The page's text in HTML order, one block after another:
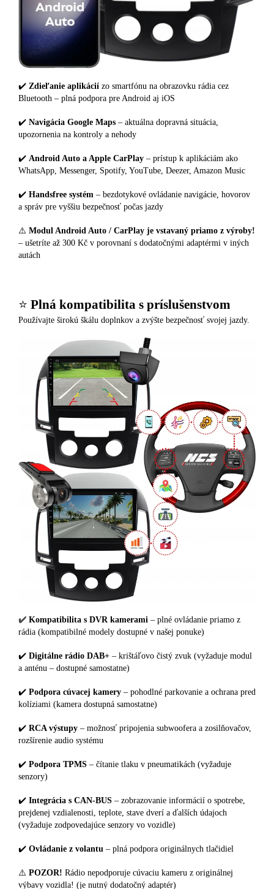
✔️ Zdieľanie aplikácií zo smartfónu na obrazovku rádia cez
Bluetooth – plná podpora pre Android aj iOS
✔️ Navigácia Google Maps – aktuálna dopravná situácia,
upozornenia na kontroly a nehody
✔️ Android Auto a Apple CarPlay – prístup k aplikáciám ako
WhatsApp, Messenger, Spotify, YouTube, Deezer, Amazon Music
✔️ Handsfree systém – bezdotykové ovládanie navigácie, hovorov
a správ pre vyššiu bezpečnosť počas jazdy
⚠️ Modul Android Auto / CarPlay je vstavaný priamo z výroby!
– ušetríte až 300 Kč v porovnaní s dodatočnými adaptérmi v iných
autách
⭐️ Plná kompatibilita s príslušenstvom
Používajte širokú škálu doplnkov a zvýšte bezpečnosť svojej jazdy.
✔️ Kompatibilita s DVR kamerami – plné ovládanie priamo z
rádia (kompatibilné modely dostupné v našej ponuke)
✔️ Digitálne rádio DAB+ – krištáľovo čistý zvuk (vyžaduje modul
a anténu – dostupné samostatne)
✔️ Podpora cúvacej kamery – pohodlné parkovanie a ochrana pred
kolíziami (kamera dostupná samostatne)
✔️ RCA výstupy – možnosť pripojenia subwoofera a zosilňovačov,
rozšírenie audio systému
✔️ Podpora TPMS – čítanie tlaku v pneumatikách (vyžaduje
senzory)
✔️ Integrácia s CAN-BUS – zobrazovanie informácií o spotrebe,
prejdenej vzdialenosti, teplote, stave dverí a ďalších údajoch
(vyžaduje zodpovedajúce senzory vo vozidle)
✔️ Ovládanie z volantu – plná podpora originálnych tlačidiel
⚠️ POZOR! Rádio nepodporuje cúvaciu kameru z originálnej
výbavy vozidla! (je nutný dodatočný adaptér)